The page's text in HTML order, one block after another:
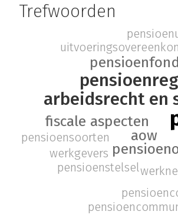
Trefwoorden
arbeidsrecht en
aow
fiscale aspecten
pensioensoorten
pensioenstelsel
werkgevers